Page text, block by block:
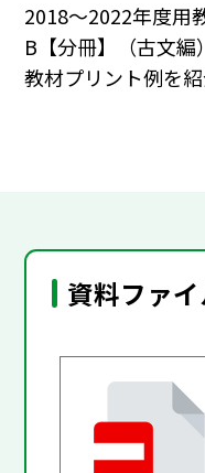
2018～2022年度用
B【分冊】（古文
教材プリント例を紹
資料ファ